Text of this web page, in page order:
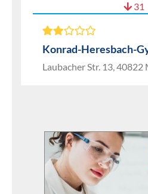
31
Konrad-Heresbach-
Laubacher Str. 13,